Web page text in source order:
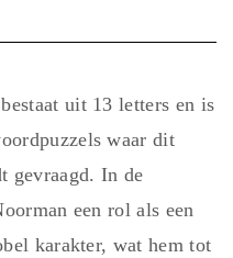
uit 13 letters en is
waar dit
gevraagd. In de
een rol als een
karakter, wat hem tot